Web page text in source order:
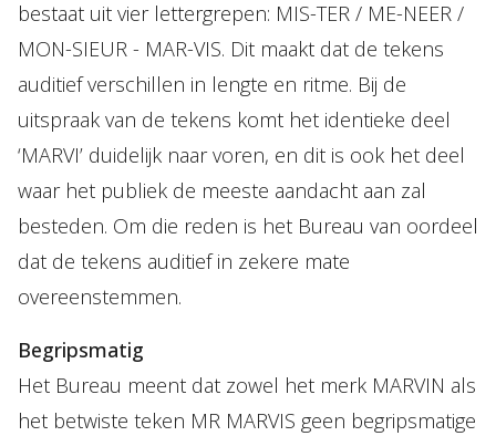
bestaat uit vier lettergrepen: MIS-TER / ME-NEER /
MON-SIEUR - MAR-VIS. Dit maakt dat de tekens
auditief verschillen in lengte en ritme. Bij de
uitspraak van de tekens komt het identieke deel
‘MARVI’ duidelijk naar voren, en dit is ook het deel
waar het publiek de meeste aandacht aan zal
besteden. Om die reden is het Bureau van oordeel
dat de tekens auditief in zekere mate
overeenstemmen.
Begripsmatig
Het Bureau meent dat zowel het merk MARVIN als
het betwiste teken MR MARVIS geen begripsmatige